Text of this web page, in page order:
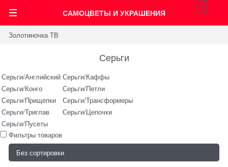
САМОЦВЕТЫ И УКРАШЕНИЯ
0
Золотиночка ТВ
Серьги
Серьги/Английский Серьги/Каффы
Серьги/Конго
Серьги/Петли
Серьги/Прищепки
Серьги/Трансформеры
Серьги/Триглав
Серьги/Цепочки
Серьги/Пусеты
Фильтры товаров